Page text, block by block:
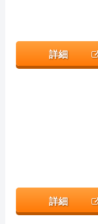
詳細
詳細